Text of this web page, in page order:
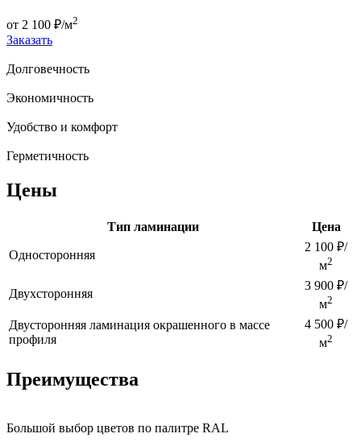
от 2 100 ₽/м2
Заказать
Долговечность
Экономичность
Удобство и комфорт
Герметичность
Цены
Тип ламинации Цена
Односторонняя
2 100 ₽/
м2
Двухсторонняя
3 900 ₽/
м2
Двусторонняя ламинация окрашенного в массе
профиля
4 500 ₽/
м2
Преимущества
Большой выбор цветов по палитре RAL